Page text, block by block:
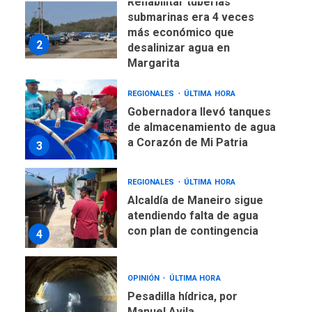
2
submarinas era 4 veces
más económico que
desalinizar agua en
Margarita
3
REGIONALES ÚLTIMA HORA
Gobernadora llevó tanques
de almacenamiento de agua
a Corazón de Mi Patria
4
REGIONALES ÚLTIMA HORA
Alcaldía de Maneiro sigue
atendiendo falta de agua
con plan de contingencia
OPINIÓN ÚLTIMA HORA
Pesadilla hídrica, por